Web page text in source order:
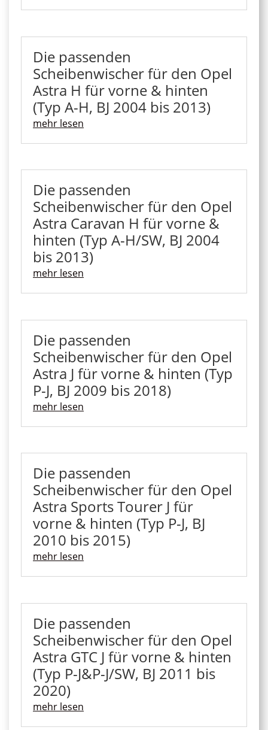
Die passenden
Scheibenwischer für den Opel
Astra H für vorne & hinten
(Typ A-H, BJ 2004 bis 2013)
mehr lesen
Die passenden
Scheibenwischer für den Opel
Astra Caravan H für vorne &
hinten (Typ A-H/SW, BJ 2004
bis 2013)
mehr lesen
Die passenden
Scheibenwischer für den Opel
Astra J für vorne & hinten (Typ
P-J, BJ 2009 bis 2018)
mehr lesen
Die passenden
Scheibenwischer für den Opel
Astra Sports Tourer J für
vorne & hinten (Typ P-J, BJ
2010 bis 2015)
mehr lesen
Die passenden
Scheibenwischer für den Opel
Astra GTC J für vorne & hinten
(Typ P-J&P-J/SW, BJ 2011 bis
2020)
mehr lesen